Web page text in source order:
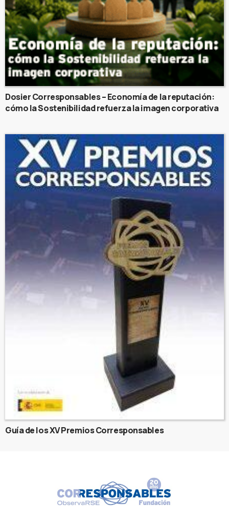
Dosier Corresponsables – Economía de la reputación:
cómo la Sostenibilidad refuerza la imagen corporativa
Guía de los XV Premios Corresponsables